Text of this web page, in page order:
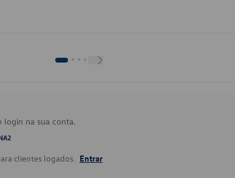
login na sua conta.
clientes logados. Entrar